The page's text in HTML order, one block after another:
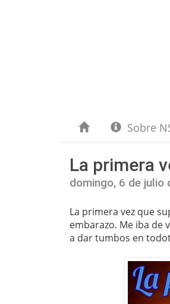
Sobre
La primera
domingo, 6 de julio
La primera vez que
embarazo. Me iba de
a dar tumbos en